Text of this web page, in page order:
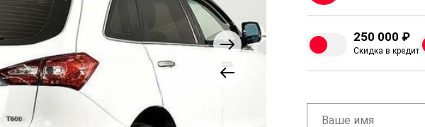
250 000 ₽
Скидка в кредит